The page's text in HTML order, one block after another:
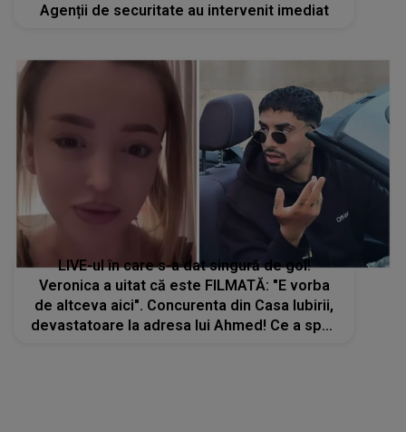
Agenții de securitate au intervenit imediat
LIVE-ul în care s-a dat singură de gol!
Veronica a uitat că este FILMATĂ: "E vorba
de altceva aici". Concurenta din Casa Iubirii,
devastatoare la adresa lui Ahmed! Ce a spus